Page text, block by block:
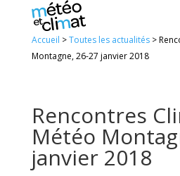
Accueil >Toutes les actualités>
Montagne, 26-27 janvier 2018
Rencontres
Météo
janvier 2018